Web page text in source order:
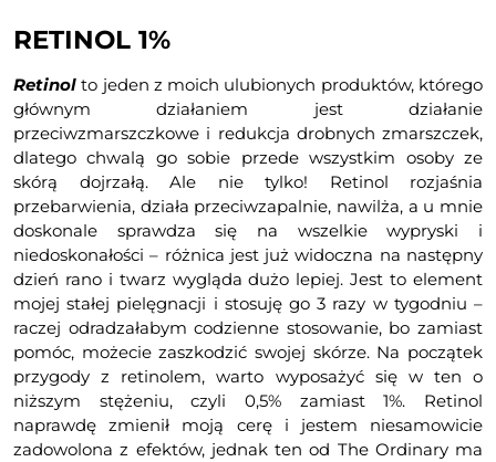
RETINOL 1%
Retinol to jeden z moich ulubionych produktów, którego
głównym działaniem jest działanie
przeciwzmarszczkowe i redukcja drobnych zmarszczek,
dlatego chwalą go sobie przede wszystkim osoby ze
skórą dojrzałą. Ale nie tylko! Retinol rozjaśnia
przebarwienia, działa przeciwzapalnie, nawilża, a u mnie
doskonale sprawdza się na wszelkie wypryski i
niedoskonałości – różnica jest już widoczna na następny
dzień rano i twarz wygląda dużo lepiej. Jest to element
mojej stałej pielęgnacji i stosuję go 3 razy w tygodniu –
raczej odradzałabym codzienne stosowanie, bo zamiast
pomóc, możecie zaszkodzić swojej skórze. Na początek
przygody z retinolem, warto wyposażyć się w ten o
niższym stężeniu, czyli 0,5% zamiast 1%. Retinol
naprawdę zmienił moją cerę i jestem niesamowicie
zadowolona z efektów, jednak ten od The Ordinary ma